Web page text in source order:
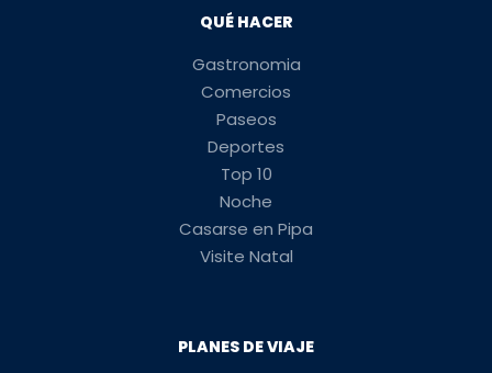
QUÉ HACER
Gastronomia
Comercios
Paseos
Deportes
Top 10
Noche
Casarse en Pipa
Visite Natal
PLANES DE VIAJE